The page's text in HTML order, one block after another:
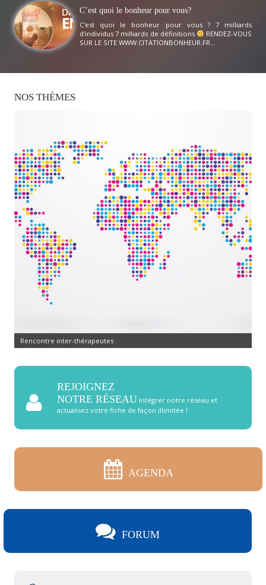
C’est quoi le bonheur pour vous?
C'est quoi le bonheur pour vous ? 7 milliards
d'individus 7 milliards de définitions
RENDEZ-VOUS
SUR LE SITE WWW.CITATIONBONHEUR.FR...
NOS THÈMES
Commandez pierres et cristaux
REJOIGNEZ
NOTRE RÉSEAU Intégrer notre réseau et
actualisez votre fiche de façon illimitée !
AGENDA
FORUM